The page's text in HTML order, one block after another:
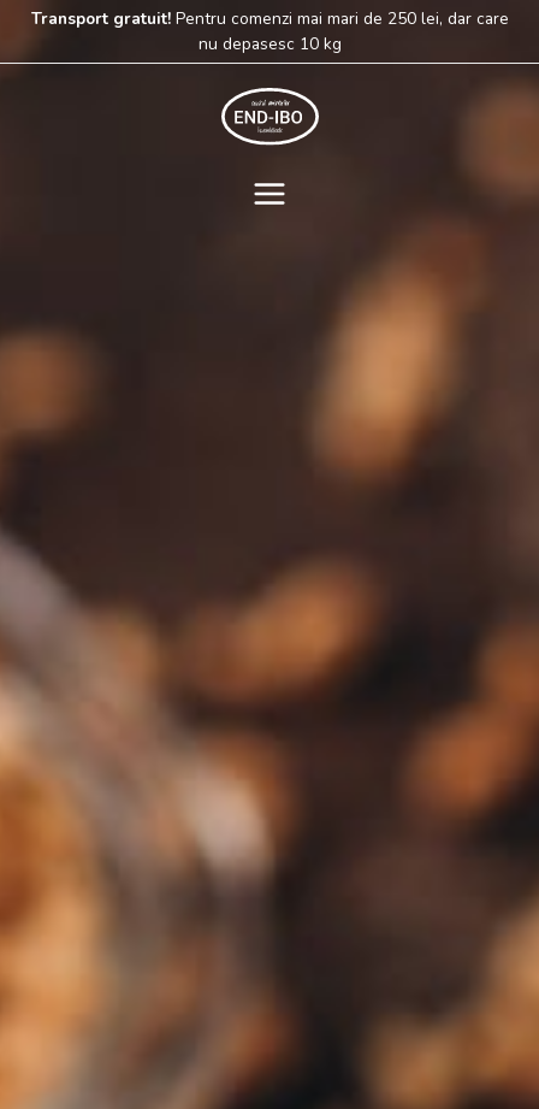
Skip
content
Transport gratuit!Pentru comenzi mai mari de 250 lei, dar care
nu depasesc 10 kg